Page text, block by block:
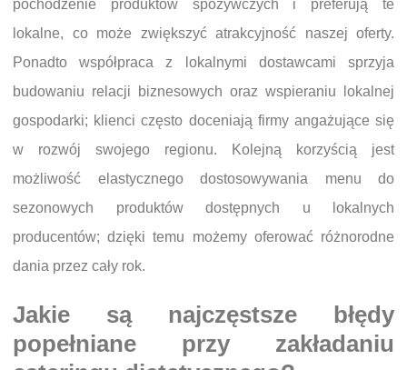
pochodzenie produktów spożywczych i preferują te
lokalne, co może zwiększyć atrakcyjność naszej oferty.
Ponadto współpraca z lokalnymi dostawcami sprzyja
budowaniu relacji biznesowych oraz wspieraniu lokalnej
gospodarki; klienci często doceniają firmy angażujące się
w rozwój swojego regionu. Kolejną korzyścią jest
możliwość elastycznego dostosowywania menu do
sezonowych produktów dostępnych u lokalnych
producentów; dzięki temu możemy oferować różnorodne
dania przez cały rok.
Jakie są najczęstsze błędy
popełniane przy zakładaniu